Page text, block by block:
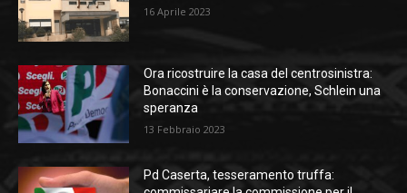
16 Aprile 2023
Ora ricostruire la casa del centrosinistra:
Bonaccini è la conservazione, Schlein una
speranza
13 Febbraio 2023
Pd Caserta, tesseramento truffa: